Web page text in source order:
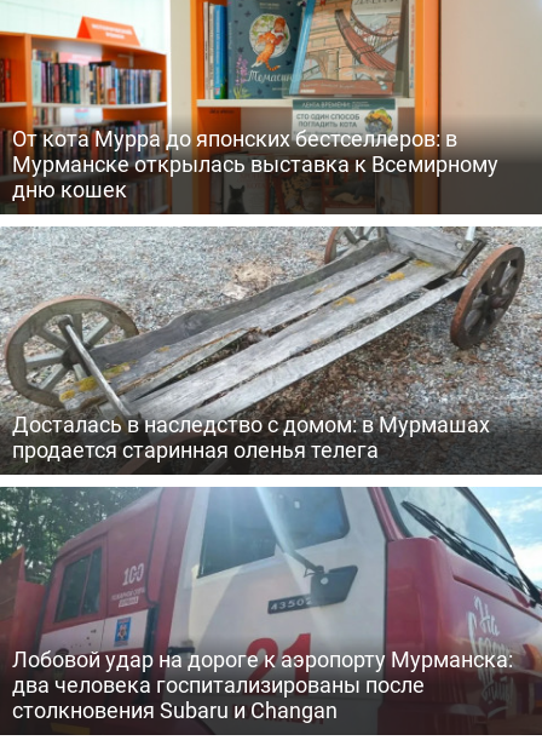
От кота Мурра до японских бестселлеров: в
Мурманске открылась выставка к Всемирному
дню кошек
Досталась в наследство с домом: в Мурмашах
продается старинная оленья телега
Лобовой удар на дороге к аэропорту Мурманска:
два человека госпитализированы после
столкновения Subaru и Changan